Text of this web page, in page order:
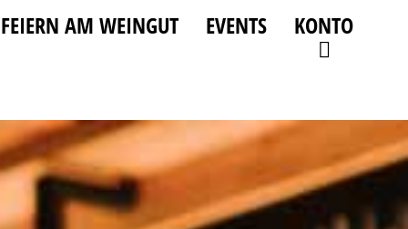
FEIERN AM WEINGUT EVENTS KONTO